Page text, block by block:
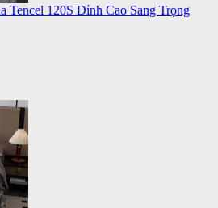
Tencel 120S Đỉnh Cao Sang Trọng